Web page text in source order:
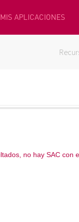
MIS APLICACIONES